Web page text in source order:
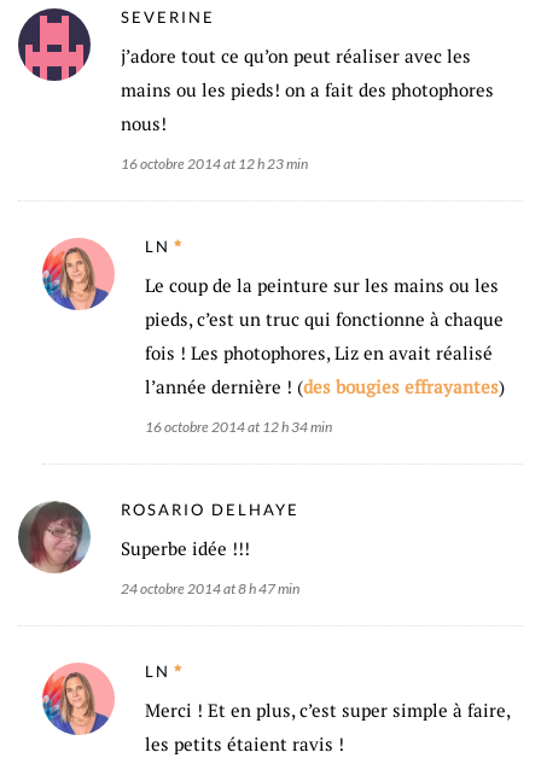
SEVERINE
j’adore tout ce qu’on peut réaliser avec les
mains ou les pieds! on a fait des photophores
nous!
16 octobre 2014 at 12 h 23 min
LN
Le coup de la peinture sur les mains ou les
pieds, c’est un truc qui fonctionne à chaque
fois ! Les photophores, Liz en avait réalisé
l’année dernière ! (des bougies effrayantes)
16 octobre 2014 at 12 h 34 min
ROSARIO DELHAYE
Superbe idée !!!
24 octobre 2014 at 8 h 47 min
LN
Merci ! Et en plus, c’est super simple à faire,
les petits étaient ravis !